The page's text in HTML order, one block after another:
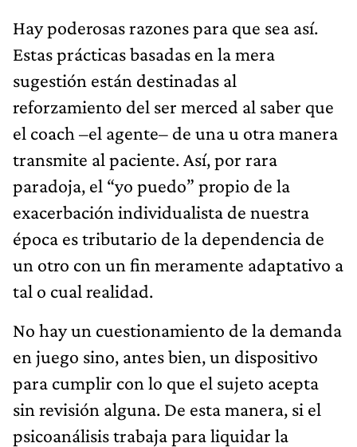
Hay poderosas razones para que sea así.
Estas prácticas basadas en la mera
sugestión están destinadas al
reforzamiento del ser merced al saber que
el coach –el agente– de una u otra manera
transmite al paciente. Así, por rara
paradoja, el “yo puedo” propio de la
exacerbación individualista de nuestra
época es tributario de la dependencia de
un otro con un fin meramente adaptativo a
tal o cual realidad.
No hay un cuestionamiento de la demanda
en juego sino, antes bien, un dispositivo
para cumplir con lo que el sujeto acepta
sin revisión alguna. De esta manera, si el
psicoanálisis trabaja para liquidar la